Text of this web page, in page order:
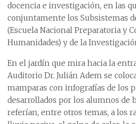
docencia e investigación, en las
conjuntamente los Subsistemas
(Escuela Nacional Preparatoria y
Humanidades) y de la
En el jardín que mira hacia la
Auditorio Dr. Julián Adem se
mamparas con infografías de los
desarrollados por los alumnos de
referían, entre otros temas, a los